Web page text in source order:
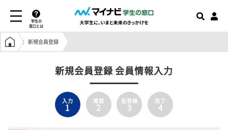
学生の
窓口とは
学生の窓口トップ
新規会員登録
新規会員登録 会員情報入力
入力
1
確認
2
仮登録
3
完了
4